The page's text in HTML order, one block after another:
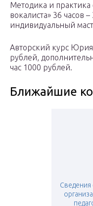
Методика и
вокалиста» 36 часов
индивидуальный
Авторский курс
рублей,
час 1000 рублей.
Ближайшие